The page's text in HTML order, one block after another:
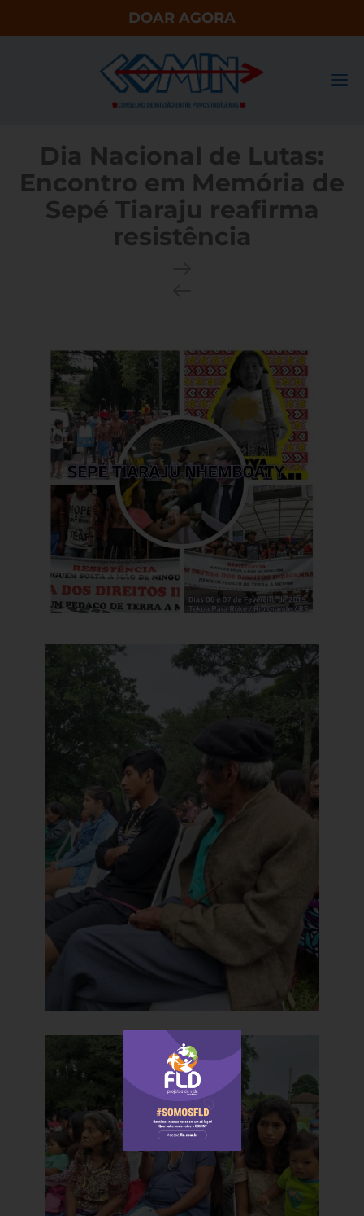
DOAR AGORA
Dia Nacional de Lutas:
Encontro em Memória de
Sepé Tiaraju reafirma
resistência